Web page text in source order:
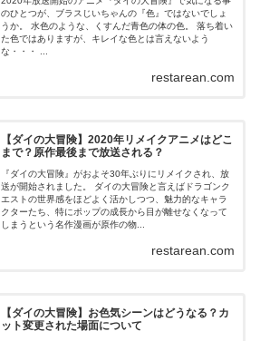
のひとつが、ブラスじいちゃんの『色』ではないでしょ
うか。 水色のような、くすんだ青色の体の色。 落ち着い
た色ではありますが、キレイな色とは言えないよう
な・・・ ...
restarean.com
【ダイの大冒険】2020年リメイクアニメはどこ
まで？原作最後まで放送される？
『ダイの大冒険』がおよそ30年ぶりにリメイクされ、放
送が開始されました。 ダイの大冒険と言えばドラゴンク
エストの世界感をほどよく活かしつつ、魅力的なキャラ
クターたち、特にポップの成長から目が離せなくなって
しまうという名作漫画が原作の物...
restarean.com
【ダイの大冒険】お色気シーンはどうなる？カ
ット変更された場面について